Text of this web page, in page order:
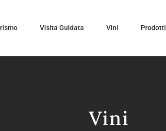
Visita Guidata Vini Prodotti
Vini